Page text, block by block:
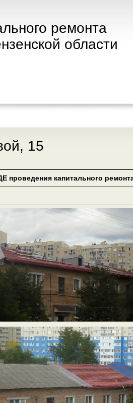
ремонта
области
15
проведения капитального